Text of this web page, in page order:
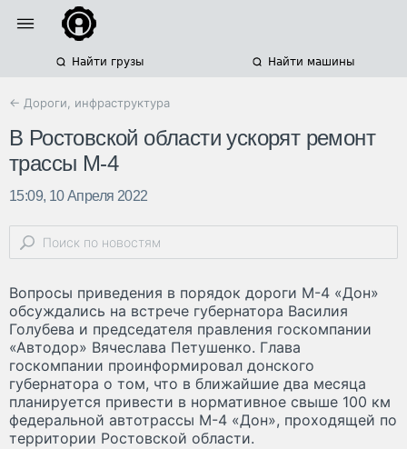
Найти грузы Найти машины
← Дороги, инфраструктура
В Ростовской области ускорят ремонт
трассы М-4
15:09, 10 Апреля 2022
Вопросы приведения в порядок дороги М-4 «Дон»
обсуждались на встрече губернатора Василия
Голубева и председателя правления госкомпании
«Автодор» Вячеслава Петушенко. Глава
госкомпании проинформировал донского
губернатора о том, что в ближайшие два месяца
планируется привести в нормативное свыше 100 км
федеральной автотрассы М-4 «Дон», проходящей по
территории Ростовской области.